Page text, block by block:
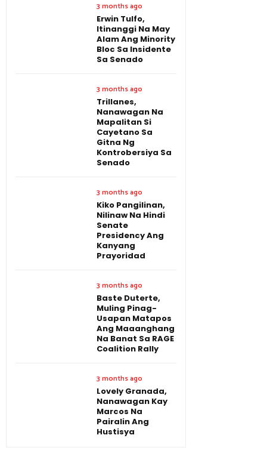
3 months ago
Erwin Tulfo,
Itinanggi Na May
Alam Ang Minority
Bloc Sa Insidente
Sa Senado
3 months ago
Trillanes,
Nanawagan Na
Mapalitan Si
Cayetano Sa
Gitna Ng
Kontrobersiya Sa
Senado
3 months ago
Kiko Pangilinan,
Nilinaw Na Hindi
Senate
Presidency Ang
Kanyang
Prayoridad
3 months ago
Baste Duterte,
Muling Pinag-
Usapan Matapos
Ang Maaanghang
Na Banat Sa RAGE
Coalition Rally
3 months ago
Lovely Granada,
Nanawagan Kay
Marcos Na
Pairalin Ang
Hustisya